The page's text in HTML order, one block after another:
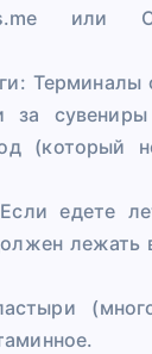
или
Терминалы
за сувениры
(который
едете
лежать